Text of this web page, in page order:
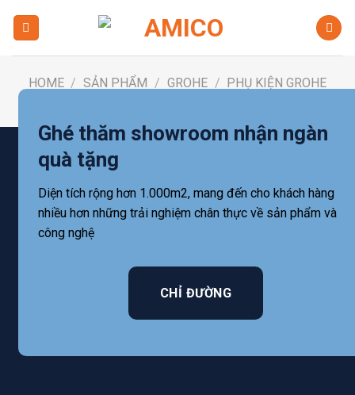
HOME / SẢN PHẨM / GROHE / PHỤ KIỆN GROHE
Ghé thăm showroom nhận ngàn
quà tặng
Diện tích rộng hơn 1.000m2, mang đến cho khách hàng
nhiều hơn những trải nghiệm chân thực về sản phẩm và
công nghệ
CHỈ ĐƯỜNG